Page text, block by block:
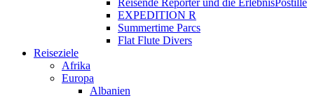
Reisende Reporter und die ErlebnisPostille
EXPEDITION R
Summertime Parcs
Flat Flute Divers
Reiseziele
Afrika
Europa
Albanien